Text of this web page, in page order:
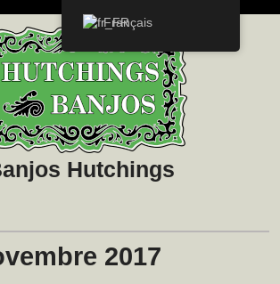
Hutchings
2017
Français